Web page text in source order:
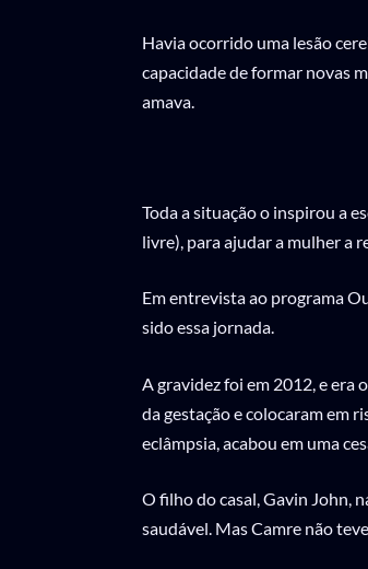
Havia ocorrido uma lesão
capacidade de formar novas
amava.
Toda a situação o inspirou a
livre), para ajudar a mulher a
Em entrevista ao programa
sido essa jornada.
A gravidez foi em 2012, e
da gestação e colocaram em
eclâmpsia, acabou em uma
O filho do casal, Gavin John,
saudável. Mas Camre não